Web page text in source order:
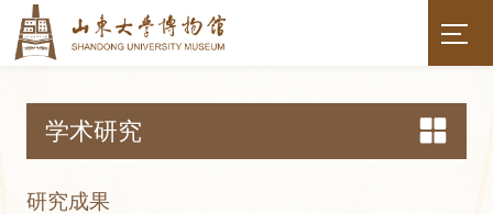
学术研究
研究成果